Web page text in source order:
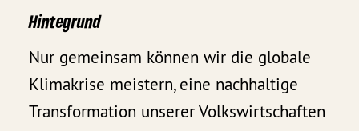
Hintegrund
Nur gemeinsam können wir die globale
Klimakrise meistern, eine nachhaltige
Transformation unserer Volkswirtschaften